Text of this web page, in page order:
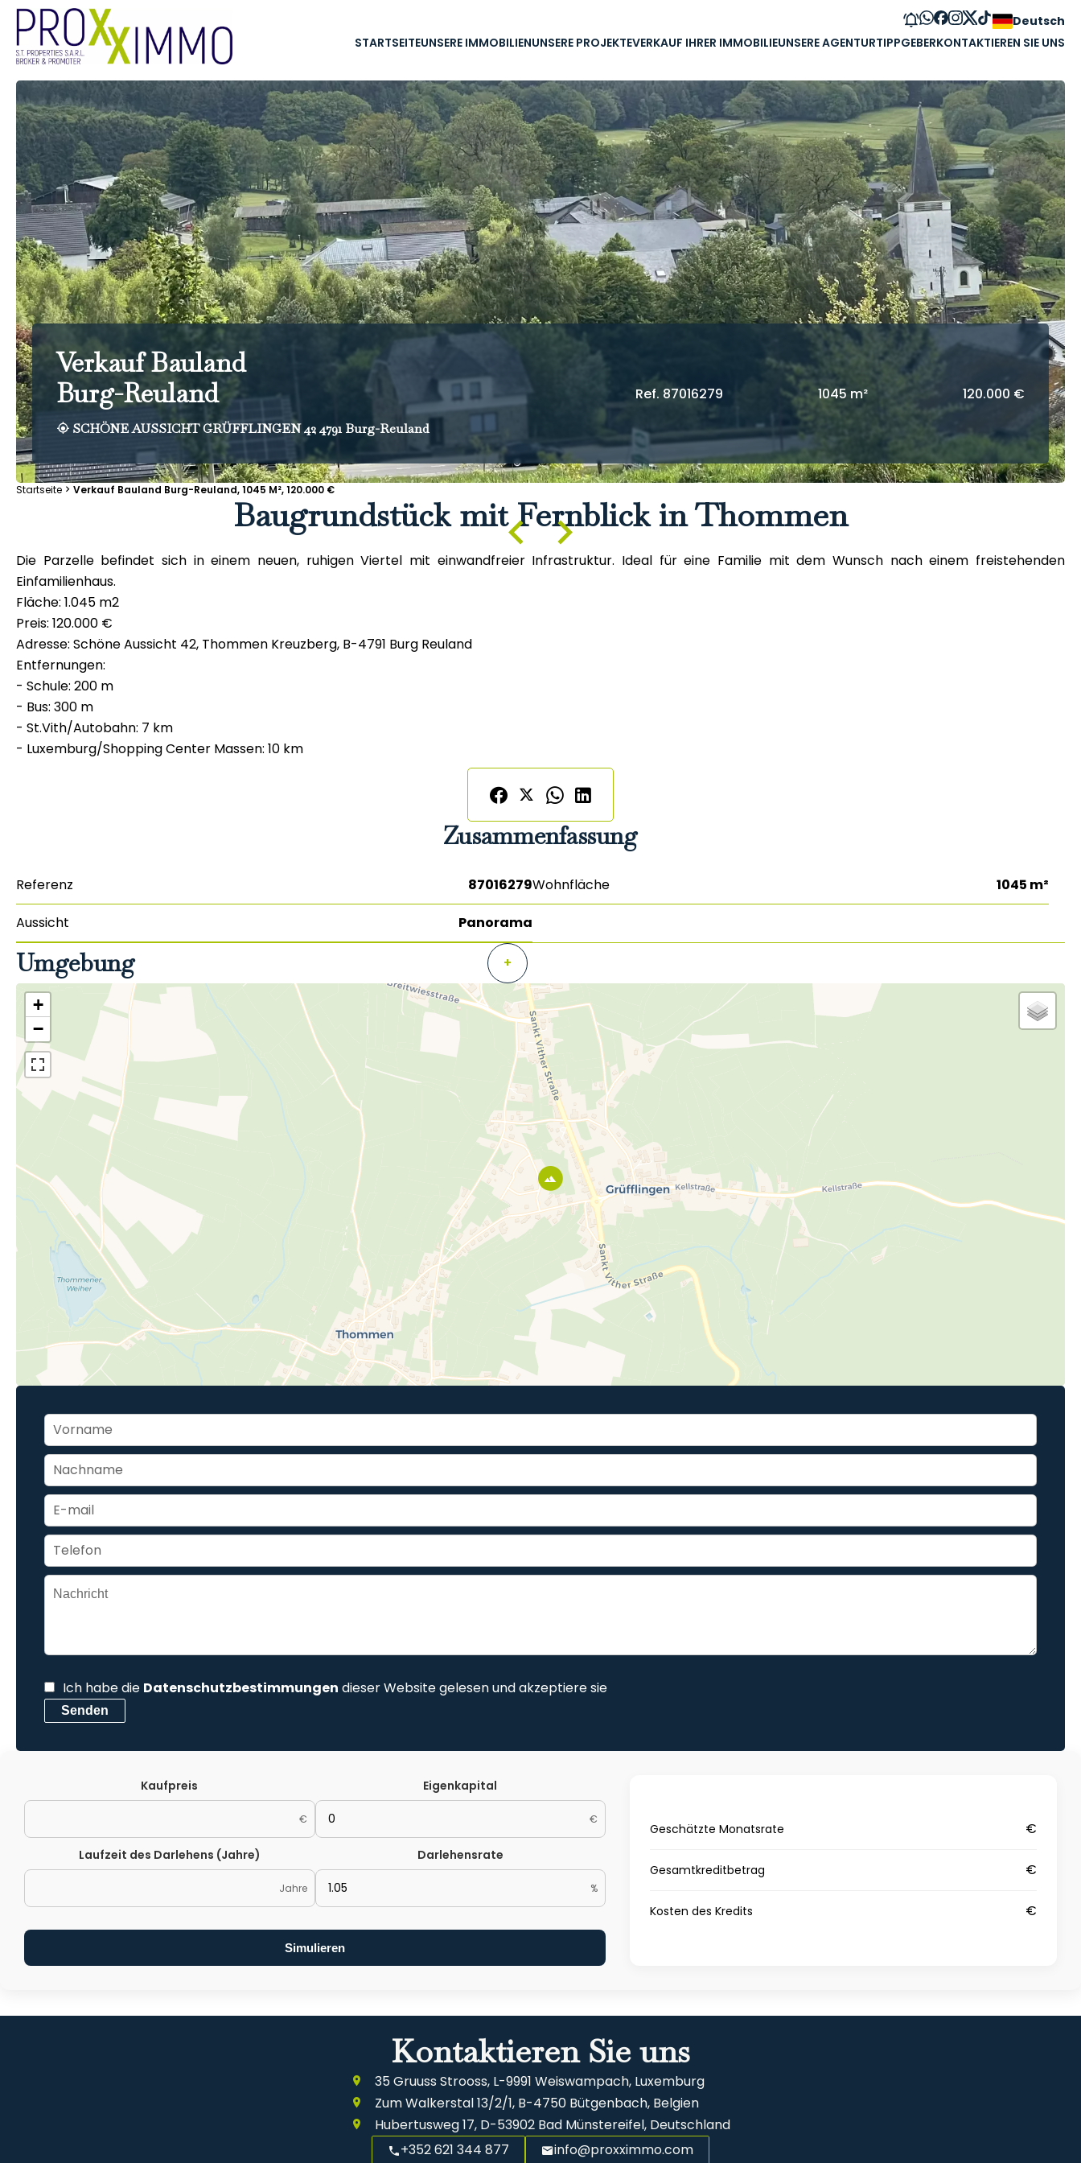
Deutsch
STARTSEITEUNSERE IMMOBILIENUNSERE PROJEKTEVERKAUF IHRER IMMOBILIEUNSERE AGENTURTIPPGEBERKONTAKTIEREN SIE UNS
Verkauf Bauland
Burg-Reuland
SCHÖNE AUSSICHT GRÜFFLINGEN 42 4791 Burg-Reuland
Ref. 87016279 1045 m² 120.000 €
Startseite Verkauf Bauland Burg-Reuland, 1045 M², 120.000 €
Baugrundstück mit Fernblick in Thommen
Die Parzelle befindet sich in einem neuen, ruhigen Viertel mit einwandfreier Infrastruktur. Ideal für eine Familie mit dem Wunsch nach einem freistehenden
Einfamilienhaus.
Fläche: 1.045 m2
Preis: 120.000 €
Adresse: Schöne Aussicht 42, Thommen Kreuzberg, B-4791 Burg Reuland
Entfernungen:
- Schule: 200 m
- Bus: 300 m
- St.Vith/Autobahn: 7 km
- Luxemburg/Shopping Center Massen: 10 km
Zusammenfassung
Referenz 87016279Wohnfläche 1045 m²
Aussicht Panorama
Umgebung +
+
−
Ich habe die Datenschutzbestimmungen dieser Website gelesen und akzeptiere sie
Senden
Kaufpreis
€
Eigenkapital
€
Laufzeit des Darlehens (Jahre)
Jahre
Darlehensrate
%
Simulieren
Geschätzte Monatsrate €
Gesamtkreditbetrag €
Kosten des Kredits €
Kontaktieren Sie uns
35 Gruuss Strooss, L-9991 Weiswampach, Luxemburg
Zum Walkerstal 13/2/1, B-4750 Bütgenbach, Belgien
Hubertusweg 17, D-53902 Bad Münstereifel, Deutschland
+352 621 344 877
info@proxximmo.com